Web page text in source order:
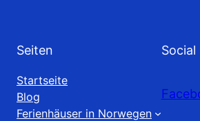
Seiten
Startseite
Blog
Ferienhäuser in Norwegen
Social